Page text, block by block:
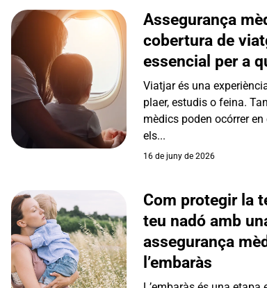
Assegurança
cobertura de
essencial per a
Viatjar és una
plaer, estudis o feina.
mèdics poden ocórrer
els...
16 de juny de 2026
Com protegir la
teu nadó amb
assegurança
l’embaràs